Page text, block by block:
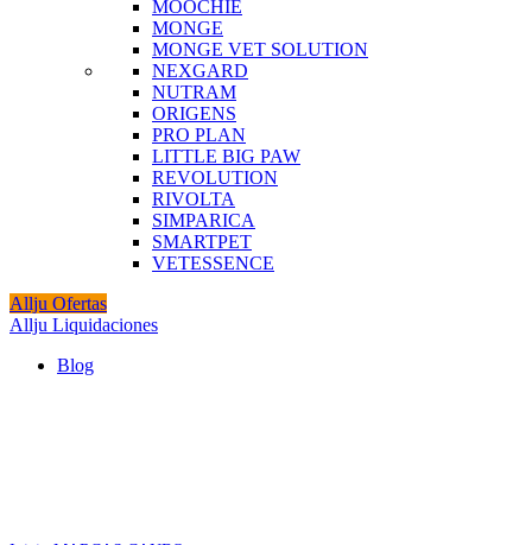
MOOCHIE
MONGE
MONGE VET SOLUTION
NEXGARD
NUTRAM
ORIGENS
PRO PLAN
LITTLE BIG PAW
REVOLUTION
RIVOLTA
SIMPARICA
SMARTPET
VETESSENCE
Allju Ofertas
Allju Liquidaciones
Blog